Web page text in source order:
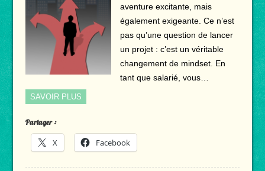
aventure excitante, mais
également exigeante. Ce n’est
pas qu’une question de lancer
un projet : c’est un véritable
changement de mindset. En
tant que salarié, vous…
SAVOIR PLUS
Partager :
X Facebook